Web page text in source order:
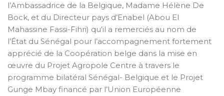
l’Ambassadrice de la Belgique, Madame Hélène De
Bock, et du Directeur pays d’Enabel (Abou El
Mahassine Fassi-Fihri) qu’il a remerciés au nom de
l’État du Sénégal pour l’accompagnement fortement
apprécié de la Coopération belge dans la mise en
œuvre du Projet Agropole Centre à travers le
programme bilatéral Sénégal- Belgique et le Projet
Gunge Mbay financé par l’Union Européenne